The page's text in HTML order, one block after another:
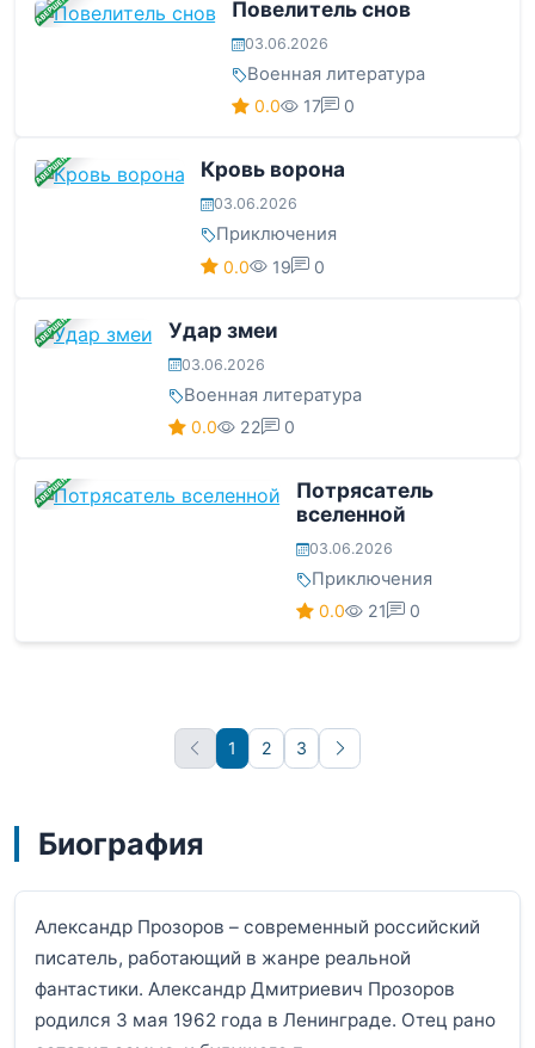
ЗАВЕРШЕНА Повелитель снов
03.06.2026
Военная литература
0.0 17 0
ЗАВЕРШЕНА Кровь ворона
03.06.2026
Приключения
0.0 19 0
ЗАВЕРШЕНА Удар змеи
03.06.2026
Военная литература
0.0 22 0
ЗАВЕРШЕНА
Потрясатель
вселенной
03.06.2026
Приключения
0.0 21 0
1 2 3
Вперёд
Биография
Александр Прозоров – современный российский
писатель, работающий в жанре реальной
фантастики. Александр Дмитриевич Прозоров
родился 3 мая 1962 года в Ленинграде. Отец рано